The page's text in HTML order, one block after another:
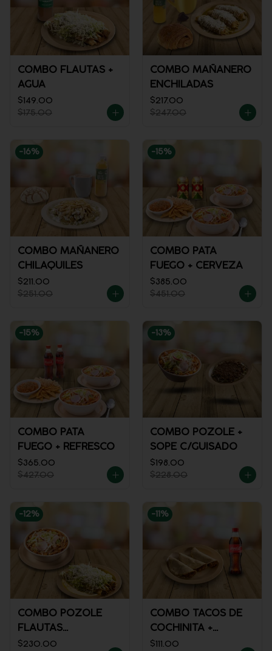
COMBO FLAUTAS +
AGUA
$149.00
$175.00
COMBO MAÑANERO
ENCHILADAS
$217.00
$247.00
-16%
COMBO MAÑANERO
CHILAQUILES
$211.00
$251.00
-15%
COMBO PATA
FUEGO + CERVEZA
$385.00
$451.00
-15%
COMBO PATA
FUEGO + REFRESCO
$365.00
$427.00
-13%
COMBO POZOLE +
SOPE C/GUISADO
$198.00
$228.00
-12%
COMBO POZOLE
FLAUTAS
AHOGADAS
$230.00
-11 %
COMBO TACOS DE
COCHINITA +
REFRESCO
$111.00